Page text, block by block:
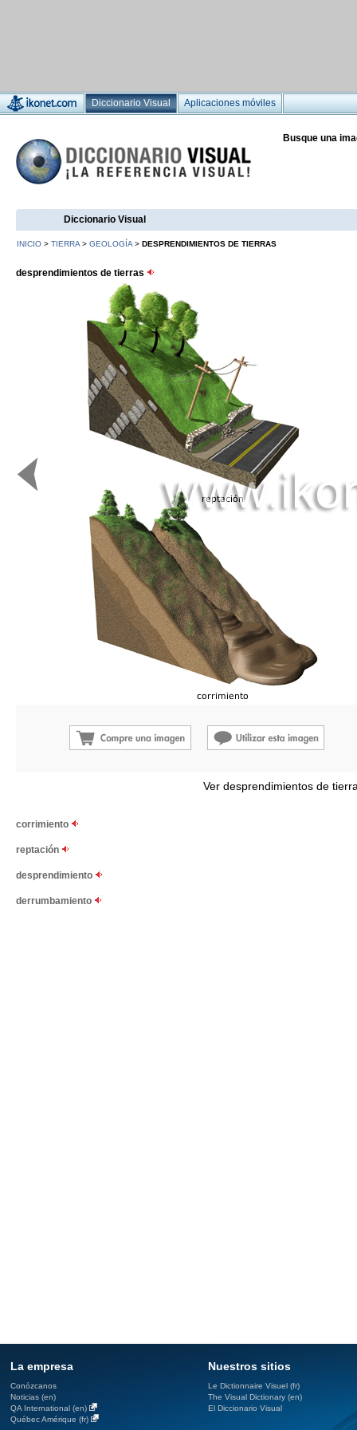
Diccionario Visual Aplicaciones móviles
Busque una
Diccionario Visual
INICIO > TIERRA > GEOLOGÍA > DESPRENDIMIENTOS DE TIERRAS
desprendimientos de tierras
Ver desprendimientos de
corrimiento
reptación
desprendimiento
derrumbamiento
La empresa
Conózcanos
Noticias (en)
QA International (en)
Québec Amérique (fr)
Nuestros sitios
Le Dictionnaire Visuel (fr)
The Visual Dictionary (en)
El Diccionario Visual